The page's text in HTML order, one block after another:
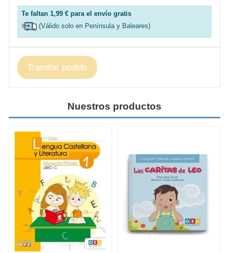
Te faltan 1,99 €para el envío gratis
(Válido solo en Península y Baleares)
Tramitar pedido
Nuestros productos